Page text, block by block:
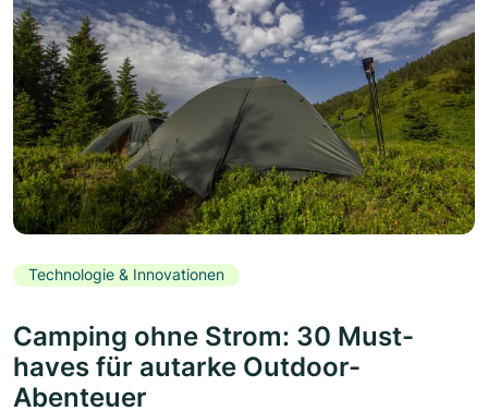
Technologie & Innovationen
Camping ohne Strom: 30 Must-
haves für autarke Outdoor-
Abenteuer